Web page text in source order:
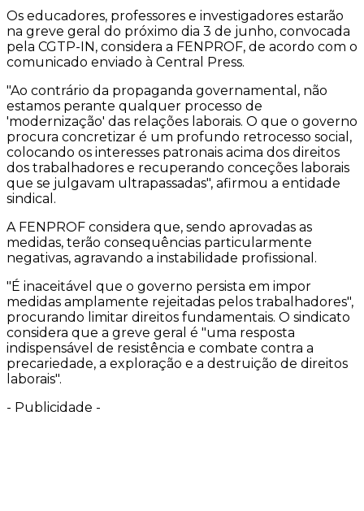
Os educadores, professores e investigadores estarão
na greve geral do próximo dia 3 de junho, convocada
pela CGTP-IN, considera a FENPROF, de acordo com o
comunicado enviado à Central Press.
"Ao contrário da propaganda governamental, não
estamos perante qualquer processo de
'modernização' das relações laborais. O que o governo
procura concretizar é um profundo retrocesso social,
colocando os interesses patronais acima dos direitos
dos trabalhadores e recuperando conceções laborais
que se julgavam ultrapassadas", afirmou a entidade
sindical.
A FENPROF considera que, sendo aprovadas as
medidas, terão consequências particularmente
negativas, agravando a instabilidade profissional.
"É inaceitável que o governo persista em impor
medidas amplamente rejeitadas pelos trabalhadores",
procurando limitar direitos fundamentais. O sindicato
considera que a greve geral é "uma resposta
indispensável de resistência e combate contra a
precariedade, a exploração e a destruição de direitos
laborais".
- Publicidade -